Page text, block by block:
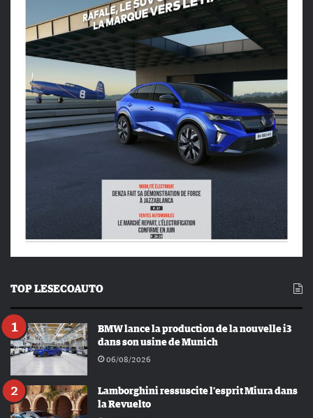
TOP LESECOAUTO
BMW lance la production de la nouvelle i3
dans son usine de Munich
06/08/2026
Lamborghini ressuscite l’esprit Miura dans
la Revuelto